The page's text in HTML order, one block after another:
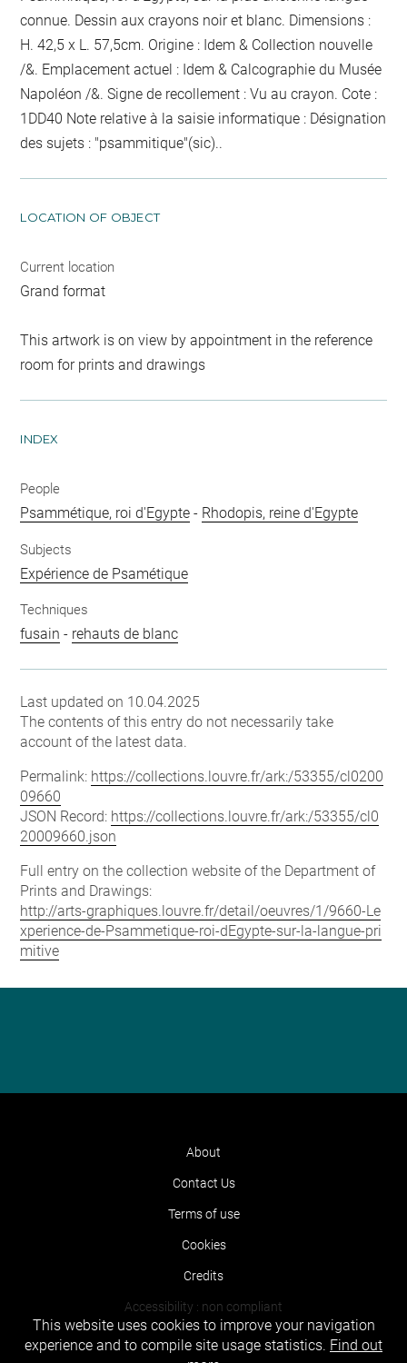
connue. Dessin aux crayons noir et blanc. Dimensions :
H. 42,5 x L. 57,5cm. Origine : Idem & Collection nouvelle
/&. Emplacement actuel : Idem & Calcographie du Musée
Napoléon /&. Signe de recollement :Vu au crayon. Cote :
1DD40 Note relative à la saisie informatique : Désignation
des sujets : "psammitique"(sic)..
LOCATION OF OBJECT
Current location
Grand format
This artwork is on view by appointment in the reference
room for prints and drawings
INDEX
People
Psammétique, roi d'Egypte - Rhodopis, reine d'Egypte
Subjects
Expérience de Psamétique
Techniques
fusain - rehauts de blanc
Last updated on 10.04.2025
The contents of this entry do not necessarily take
account of the latest data.
Permalink: https://collections.louvre.fr/ark:/53355/cl0200
09660
JSON Record: https://collections.louvre.fr/ark:/53355/cl0
20009660.json
Full entry on the collection website of the Department of
Prints and Drawings:
http://arts-graphiques.louvre.fr/detail/oeuvres/1/9660-Le
xperience-de-Psammetique-roi-dEgypte-sur-la-langue-pri
mitive
About
Contact Us
Terms of use
Cookies
Credits
Accessibility : non compliant
This website uses cookies to improve your navigation
experience and to compile site usage statistics. Find out